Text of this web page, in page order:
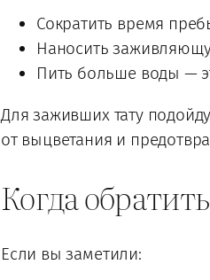
Сократить время
Наносить
Пить больше воды —
Для заживших тату
от выцветания и
Когда
Если вы заметили: